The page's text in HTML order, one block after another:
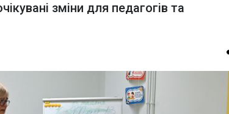
зміни для педагогів та